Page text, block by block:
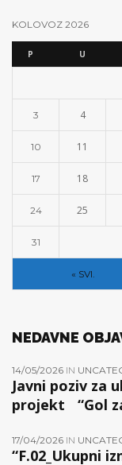
KOLOVOZ 2026
P U
« SVI.
3 4
10 11
17 18
24 25
31
NEDAVNE
14/05/2026 IN
Javni poziv za
projekt “Gol
17/04/2026 IN
“F.02_Ukupni